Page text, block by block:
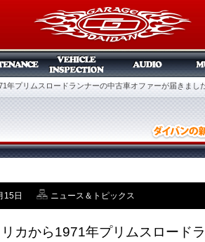
年プリムスロードランナーの中古車オファーが届きまし
15日 ニュース＆トピックス
カから1971年プリムスロード